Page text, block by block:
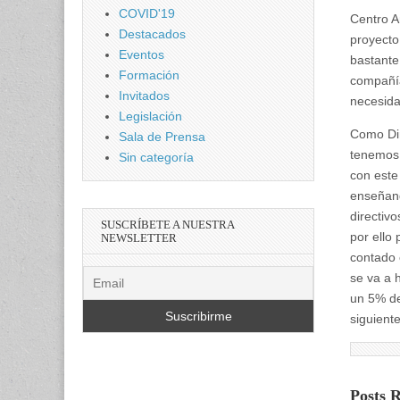
Centro
Como
con
por ello
contado
se va a
un 5%
Posts
COVID'19
Destacados
Eventos
Formación
Invitados
Legislación
Sala de Prensa
Sin categoría
SUSCRÍBETE A NUESTRA
NEWSLETTER